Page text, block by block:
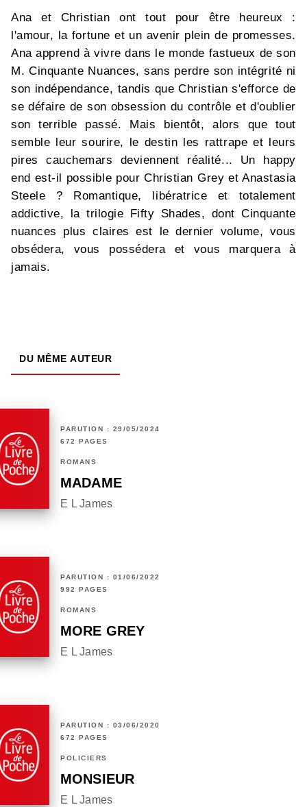
Ana et Christian ont tout pour être heureux :
l'amour, la fortune et un avenir plein de promesses.
Ana apprend à vivre dans le monde fastueux de son
M. Cinquante Nuances, sans perdre son intégrité ni
son indépendance, tandis que Christian s'efforce de
se défaire de son obsession du contrôle et d'oublier
son terrible passé. Mais bientôt, alors que tout
semble leur sourire, le destin les rattrape et leurs
pires cauchemars deviennent réalité... Un happy
end est-il possible pour Christian Grey et Anastasia
Steele ? Romantique, libératrice et totalement
addictive, la trilogie Fifty Shades, dont Cinquante
nuances plus claires est le dernier volume, vous
obsédera, vous possédera et vous marquera à
jamais.
DU MÊME AUTEUR
PARUTION : 29/05/2024
672 PAGES
ROMANS
MADAME
E L James
PARUTION : 01/06/2022
992 PAGES
ROMANS
MORE GREY
E L James
PARUTION : 03/06/2020
672 PAGES
POLICIERS
MONSIEUR
E L James